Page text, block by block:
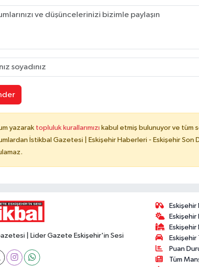
yazarak topluluk kurallarımızı kabul etmiş bulunuyor ve tüm
İstikbal Gazetesi | Eskişehir Haberleri - Eskişehir Son
| Lider Gazete Eskişehir'in Sesi
Eskişehir
Eskişehir
Eskişehir
Puan
Tüm